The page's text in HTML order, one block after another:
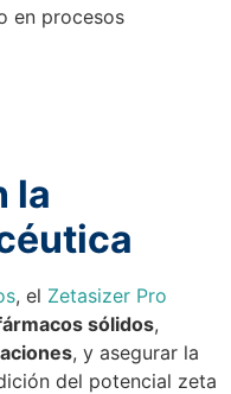
en procesos
la
, el Zetasizer Pro
sólidos,
, y asegurar la
del potencial zeta